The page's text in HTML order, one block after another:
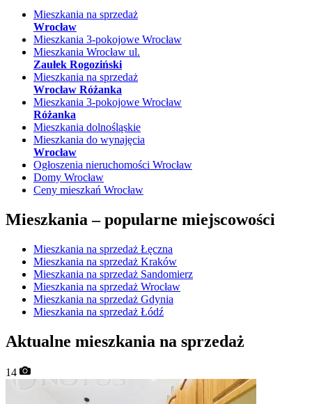
Mieszkania na sprzedaż
Wrocław
Mieszkania 3-pokojowe Wrocław
Mieszkania Wrocław ul.
Zaułek Rogoziński
Mieszkania na sprzedaż
Wrocław Różanka
Mieszkania 3-pokojowe Wrocław
Różanka
Mieszkania dolnośląskie
Mieszkania do wynajęcia
Wrocław
Ogłoszenia nieruchomości Wrocław
Domy Wrocław
Ceny mieszkań Wrocław
Mieszkania –popularne miejscowości
Mieszkania na sprzedaż Łęczna
Mieszkania na sprzedaż Kraków
Mieszkania na sprzedaż Sandomierz
Mieszkania na sprzedaż Wrocław
Mieszkania na sprzedaż Gdynia
Mieszkania na sprzedaż Łódź
Aktualne mieszkania na sprzedaż
14